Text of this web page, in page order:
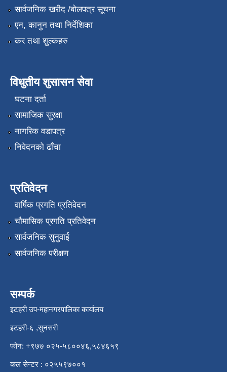
सार्वजनिक खरीद /बोलपत्र सूचना
एन, कानुन तथा निर्देशिका
कर तथा शुल्कहरु
विधुतीय शुसासन सेवा
घटना दर्ता
सामाजिक सुरक्षा
नागरिक वडापत्र
निवेदनको ढाँचा
प्रतिवेदन
वार्षिक प्रगति प्रतिवेदन
चौमासिक प्रगति प्रतिवेदन
सार्वजनिक सुनुवाई
सार्वजनिक परीक्षण
सम्पर्क
इटहरी उप-महानगरपालिका कार्यालय
इटहरी-६ ,सुनसरी
फोन: +९७७ ०२५-५८००४६,५८४६५९
कल सेन्टर : ०२५५९७००१